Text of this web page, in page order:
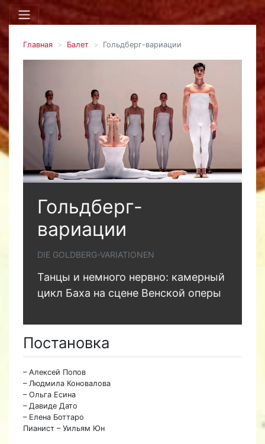
Главная Балет Гольдберг-вариации
Гольдберг-
вариации
DIE GOLDBERG-VARIATIONEN
Танцы и немного нервно: камерный
цикл Баха на сцене Венской оперы
Постановка
– Алексей Попов
– Людмила Коновалова
– Ольга Есина
– Давиде Дато
– Елена Боттаро
Пианист – Уильям Юн